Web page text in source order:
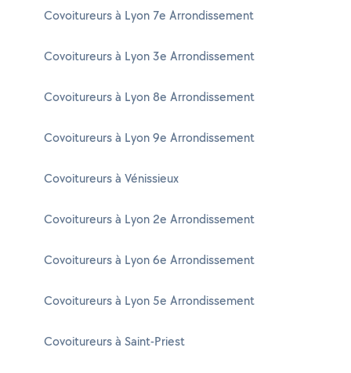
Covoitureurs à Lyon 7e Arrondissement
Covoitureurs à Lyon 3e Arrondissement
Covoitureurs à Lyon 8e Arrondissement
Covoitureurs à Lyon 9e Arrondissement
Covoitureurs à Vénissieux
Covoitureurs à Lyon 2e Arrondissement
Covoitureurs à Lyon 6e Arrondissement
Covoitureurs à Lyon 5e Arrondissement
Covoitureurs à Saint-Priest